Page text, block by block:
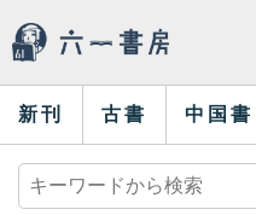
新刊 古書 中国書